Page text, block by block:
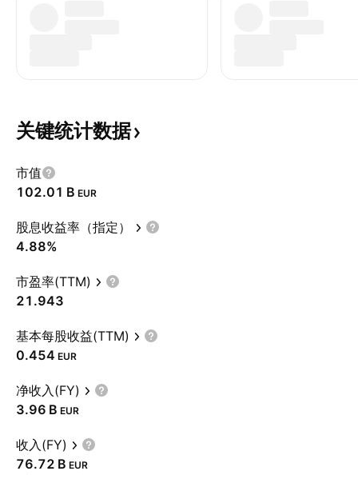
关键统计数据
市值
‪102.01 B‬ EUR
股息收益率（指定）
4.88%
市盈率(TTM)
21.943
基本每股收益(TTM)
0.454 EUR
净收入(FY)
‪3.96 B‬ EUR
收入(FY)
‪76.72 B‬ EUR